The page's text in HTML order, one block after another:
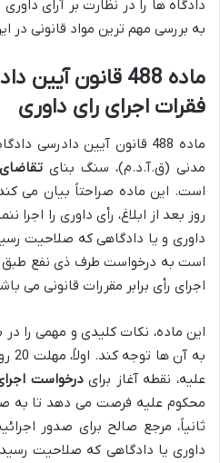
دادگاه ها را در نظارت بر آرای
به بررسی مهم ترین مواد قانونی
ماده 488 قانون
فقرات اجرای رای داوری
ماده 488 قانون آیین دادرسی
مدنی (ق.آ.د.م)، سنگ بنای
است. این ماده صراحتاً بیان می
روز بعد از ابلاغ، رأی داوری را اجرا
داوری و یا دادگاهی که صلاحیت
است به درخواست طرف ذی نفع طبق
اجرای رأی برابر مقررات قانونی می
این ماده، نکات کلیدی و مهمی را در
علیه، نقطه آغاز برایدرخواست
محکوم علیه فرصت می دهد تا به
ثانیاً، مرجع صالح برای صدور
داوری یا دادگاهی که صلاحیت